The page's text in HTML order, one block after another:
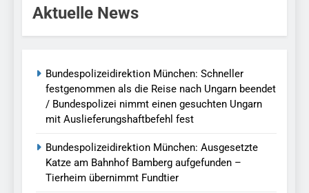
Aktuelle News
Bundespolizeidirektion München: Schneller
festgenommen als die Reise nach Ungarn beendet
/ Bundespolizei nimmt einen gesuchten Ungarn
mit Auslieferungshaftbefehl fest
Bundespolizeidirektion München: Ausgesetzte
Katze am Bahnhof Bamberg aufgefunden –
Tierheim übernimmt Fundtier